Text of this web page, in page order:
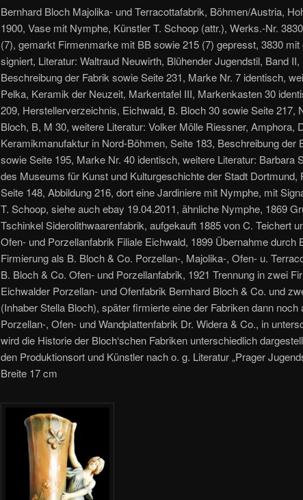
Bernhard Bloch Majolika- und Terracottafabrik, Böhmen/Austria,
1900, Vase mit Nymphe, Künstler T. Schoop (attr.), Werks.-Nr.
(7), gemarkt Firmenmarke mit BB sowie 215 (7) gepresst, 3830
signiert, Literatur: Waltraud Neuwirth, Blühender Jugendstil, Band II,
Beschreibung der Fabrik sowie Seite 231, Marke Nr. 7 identisch,
Pelka, Keramik der Neuzeit, Markentafel III, Markenkasten 30
209, Herstellerverzeichnis, Eichwald, B. Bloch 30 sowie Seite 217,
Bloch, B, M 30, weitere Literatur: Volker Mölle Riessner, Amphora,
Keramikmanufaktur in Nord-Böhmen, Seite 183, Beschreibung der
sowie Seite 195, Marke Nr. 40 identisch, weitere Literatur: Barbara
des Museums für Kunst und Kulturgeschichte der Stadt Dortmund,
Seite 148, Abbildung 216, dort eine Jardiniere mit Nymphe, mit
T. Schoop, siehe auch ebay 19.04.2011, ähnliche Nymphe, 1869
Tschinkel Siderolithwaarenfabrik, aufgekauft 1885 von C. Teichert
Ofen- und Porzellanfabrik Filiale Eichwald, 1899 Übernahme durch
Firmierung als B. Bloch & Co. Porzellan-, Majolika-, Ofen- u.
B. Bloch & Co. Ofen- und Porzellanfabrik, 1921 Trennung in zwei
Eichwalder Porzellan- und Ofenfabrik Bernhard Bloch & Co. und
(Inhaber Stella Bloch), später firmierte eine der Fabriken dann noch
Porzellan-, Ofen- und Wandplattenfabrik Dr. Widera & Co., in
wird die Historie der Bloch‘schen Fabriken unterschiedlich
den Produktionsort und Künstler nach o. g. Literatur „Prager
Breite 17 cm